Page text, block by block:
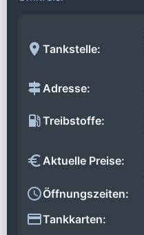
Tankstelle:
Adresse:
Treibstoffe:
Aktuelle Preise:
Öffnungszeiten:
Tankkarten: